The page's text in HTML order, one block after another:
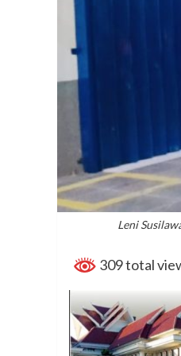
Leni
309 total